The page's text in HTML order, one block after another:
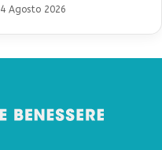
4 Agosto 2026